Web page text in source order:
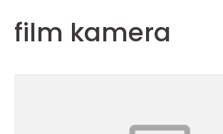
film kamera